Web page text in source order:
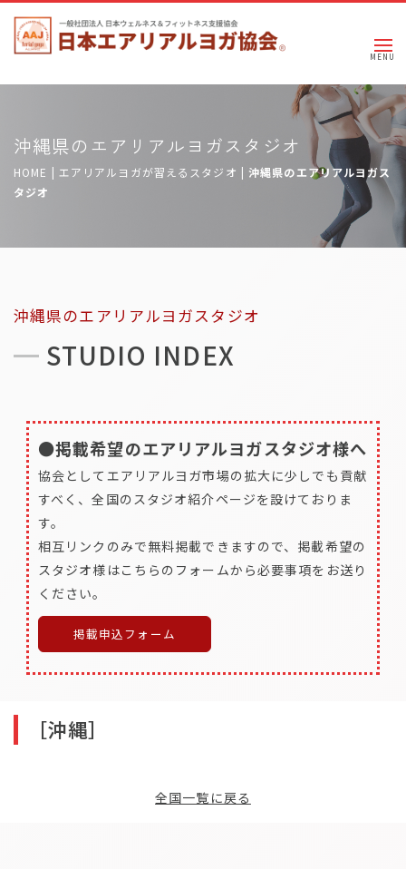
沖縄県のエアリアルヨガスタジオ
HOME | エアリアルヨガが習えるスタジオ | 沖縄県のエアリアルヨガス
タジオ
沖縄県のエアリアルヨガスタジオ
STUDIO INDEX
●掲載希望のエアリアルヨガスタジオ様へ
協会としてエアリアルヨガ市場の拡大に少しでも貢献
すべく、全国のスタジオ紹介ページを設けておりま
す。
相互リンクのみで無料掲載できますので、掲載希望の
スタジオ様はこちらのフォームから必要事項をお送り
ください。
掲載申込フォーム
［沖縄］
全国一覧に戻る